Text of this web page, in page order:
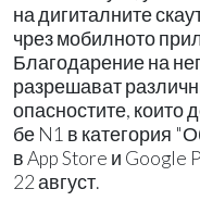
на дигиталните
чрез мобилното
Благодарение на
разрешават
опасностите, които
бе N1 в категория
в App Store и Google
22 август.